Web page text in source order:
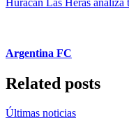
Argentina FC
Related posts
Últimas noticias